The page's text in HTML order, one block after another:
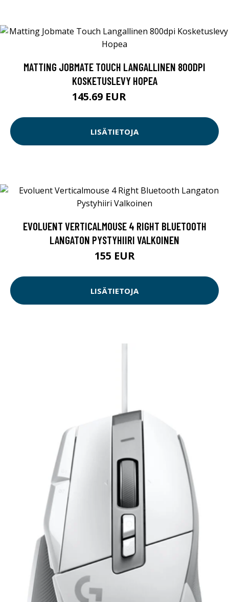
MATTING JOBMATE TOUCH LANGALLINEN 800DPI
KOSKETUSLEVY HOPEA
145.69 EUR
LISÄTIETOJA
EVOLUENT VERTICALMOUSE 4 RIGHT BLUETOOTH
LANGATON PYSTYHIIRI VALKOINEN
155 EUR
LISÄTIETOJA